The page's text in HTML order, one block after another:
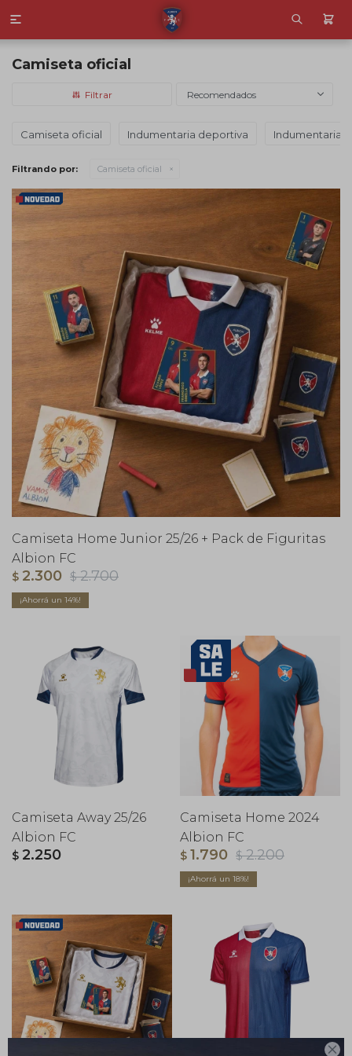


Camiseta oficial
Recomendados
Camiseta oficial Indumentaria deportiva Indumentaria
Filtrando por: Camiseta oficial
Camiseta Home Junior 25/26 + Pack de Figuritas
Albion FC
$ 2.300 $ 2.700
14
Camiseta Away 25/26
Albion FC
$ 2.250
Camiseta Home 2024
Albion FC
$ 1.790 $ 2.200
18